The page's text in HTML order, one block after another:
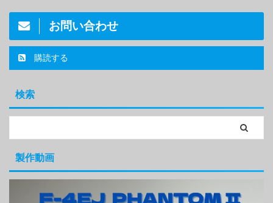
お問い合わせ
購読する
検索
製作動画